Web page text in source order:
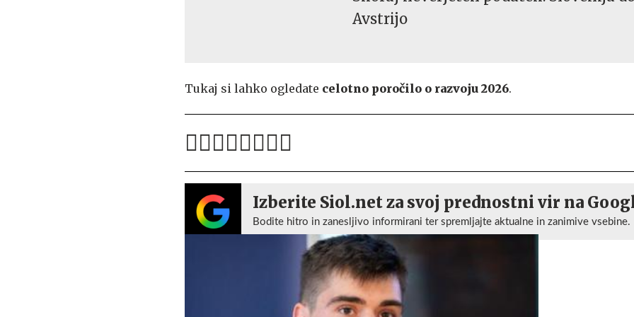
Avstrijo
Tukaj si lahko ogledate celotno poročilo o razvoju 2026.
Izberite Siol.net za svoj prednostni vir na
Bodite hitro in zanesljivo informirani ter spremljajte aktualne in zanimive vsebine.